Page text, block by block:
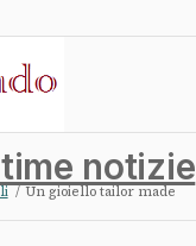
notizie
/ Un gioiello tailor made